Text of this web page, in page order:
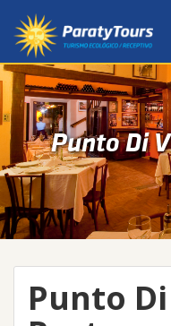
Punto Di
Punto